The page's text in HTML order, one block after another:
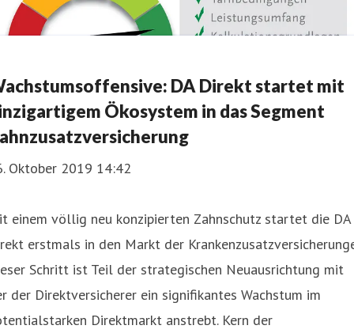
DA Direkt startet mit
Ökosystem in das Segment
Oktober 2019 14:42
einem völlig neu konzipierten Zahnschutz startet die DA
erstmals in den Markt der
Schritt ist Teil der strategischen Neuausrichtung mit
der Direktversicherer ein signifikantes Wachstum im
Direktmarkt anstrebt. Kern der